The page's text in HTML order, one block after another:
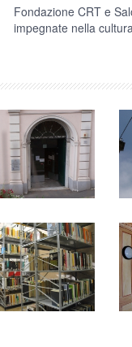
Fondazione CRT e
impegnate nella